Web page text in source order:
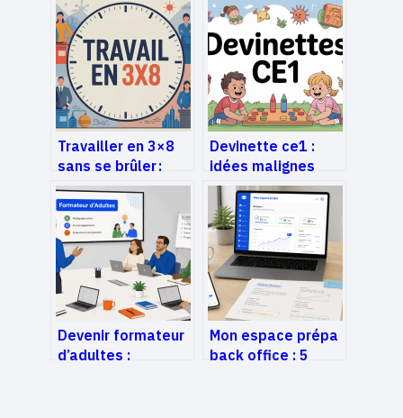
Travailler en 3×8
sans se brûler :
horaires, santé et
solutions
concrètes
Devinette ce1 :
idées malignes
pour travailler le
langage en
s’amusant
Devenir formateur
d’adultes :
Mon espace prépa
back office : 5